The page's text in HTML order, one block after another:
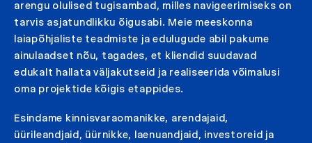
arengu olulised tugisambad, milles navigeerimiseks on
tarvis asjatundlikku õigusabi. Meie meeskonna
laiapõhjaliste teadmiste ja edulugude abil pakume
ainulaadset nõu, tagades, et kliendid suudavad
edukalt hallata väljakutseid ja realiseerida võimalusi
oma projektide kõigis etappides.
Esindame kinnisvaraomanikke, arendajaid,
üürileandjaid, üürnikke, laenuandjaid, investoreid ja